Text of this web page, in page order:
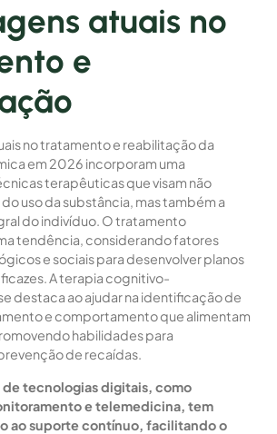
atuais no
e
no tratamento e reabilitação da
em 2026 incorporam uma
terapêuticas que visam não
uso da substância, mas também a
do indivíduo. O tratamento
tendência, considerando fatores
e sociais para desenvolver planos
A terapia cognitivo-
destaca ao ajudar na identificação de
e comportamento que alimentam
habilidades para
de recaídas.
de tecnologias digitais, como
e telemedicina, tem
ao suporte contínuo, facilitando o